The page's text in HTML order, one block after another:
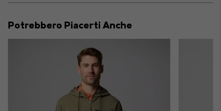
or
Potrebbero Piacerti Anche